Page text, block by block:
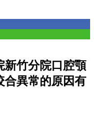
新竹分院口腔顎
合異常的原因有